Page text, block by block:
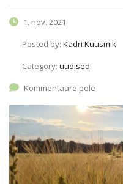
1. nov. 2021
Posted by: Kadri Kuusmik
Category: uudised
Kommentaare pole